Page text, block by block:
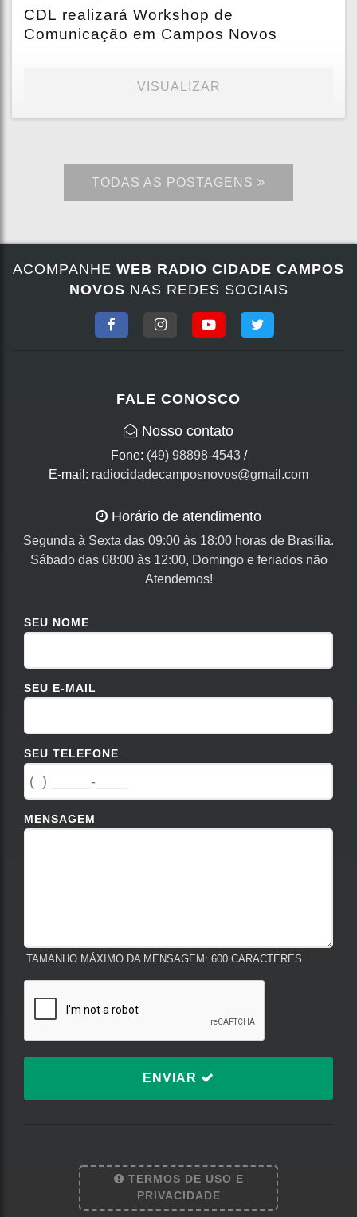
CDL realizará Workshop de
Comunicação em Campos Novos
VISUALIZAR
TODAS AS POSTAGENS
ACOMPANHE WEB RADIO CIDADE CAMPOS
NOVOS NAS REDES SOCIAIS
FALE CONOSCO
Nosso contato
Fone: (49) 98898-4543/
E-mail: radiocidadecamposnovos@gmail.com
Horário de atendimento
Segunda à Sexta das 09:00 às 18:00 horas de Brasília.
Sábado das 08:00 às 12:00, Domingo e feriados não
Atendemos!
SEU NOME
SEU E-MAIL
SEU TELEFONE
MENSAGEM
TAMANHO MÁXIMO DA MENSAGEM: 600 CARACTERES.
ENVIAR
TERMOS DE USO E
PRIVACIDADE
Termos de Uso e Privacidade